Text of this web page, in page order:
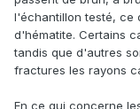
l'échantillon testé, ce
d'hématite. Certains
tandis que d'autres
fractures les rayons
En ce qui concerne